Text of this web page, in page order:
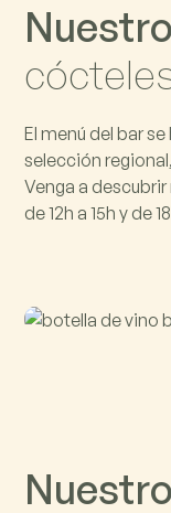
Nuestro
cóctele
El menú del bar
selección
Venga a
de 12h a 15h y de
Nuestro